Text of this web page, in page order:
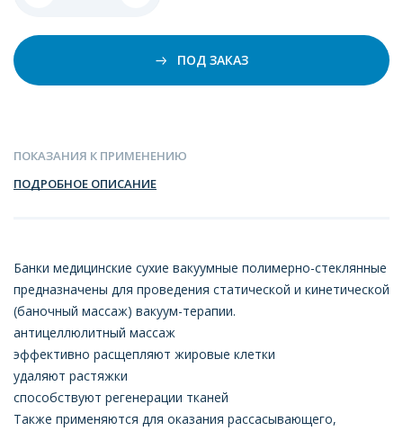
ПОД ЗАКАЗ
ПОКАЗАНИЯ К ПРИМЕНЕНИЮ
ПОДРОБНОЕ ОПИСАНИЕ
Банки медицинские сухие вакуумные полимерно-стеклянные
предназначены для проведения статической и кинетической
(баночный массаж) вакуум-терапии.
антицеллюлитный массаж
эффективно расщепляют жировые клетки
удаляют растяжки
способствуют регенерации тканей
Также применяются для оказания рассасывающего,